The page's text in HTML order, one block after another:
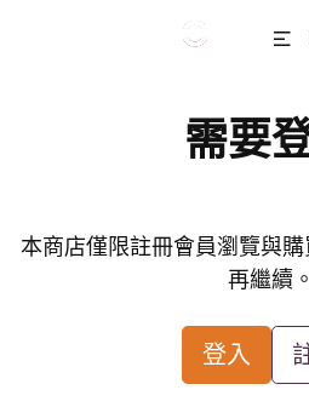
需要
本商店僅限註冊會員瀏覽與
再繼續。
登入